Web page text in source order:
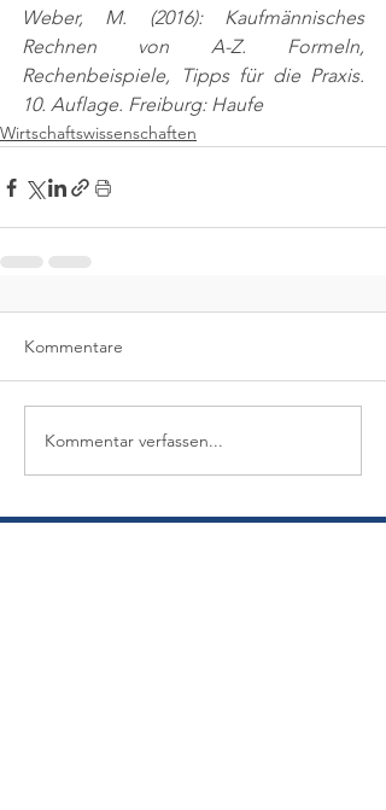
Weber, M. (2016): Kaufmännisches
Rechnen von A-Z. Formeln,
Rechenbeispiele, Tipps für die Praxis.
10. Auflage. Freiburg: Haufe
Wirtschaftswissenschaften
Kommentare
Kommentar verfassen...